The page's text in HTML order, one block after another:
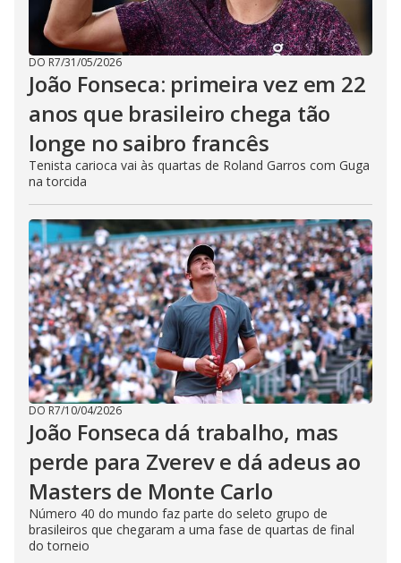
DO R7/31/05/2026
João Fonseca: primeira vez em 22
anos que brasileiro chega tão
longe no saibro francês
Tenista carioca vai às quartas de Roland Garros com Guga
na torcida
DO R7/10/04/2026
João Fonseca dá trabalho, mas
perde para Zverev e dá adeus ao
Masters de Monte Carlo
Número 40 do mundo faz parte do seleto grupo de
brasileiros que chegaram a uma fase de quartas de final
do torneio